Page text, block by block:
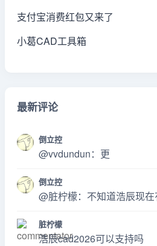
支付宝消费红包又来了
小葛CAD工具箱
最新评论
倒立控
@vvdundun：更
倒立控
@脏柠檬：不知道浩辰现
脏柠檬
浩辰cad2026可以支持吗